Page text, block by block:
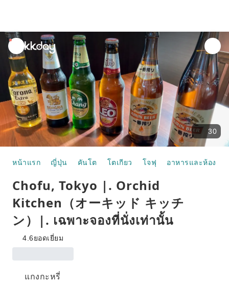
unread
notifications
30
หน้าแรก ญี่ปุ่น คันโต โตเกียว โจฟุ อาหารและห้องอา
Chofu, Tokyo |. Orchid
Kitchen（オーキッド キッチ
ン）|. เฉพาะจองที่นั่งเท่านั้น
4.6ยอดเยี่ยม
แกงกะหรี่